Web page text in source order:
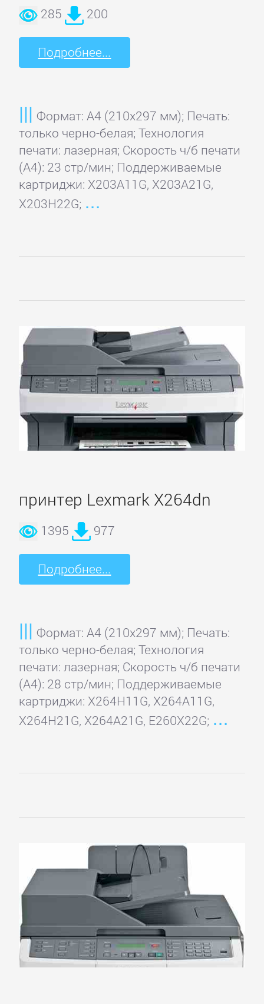
285 200
Подробнее...
Формат: A4 (210x297 мм); Печать:
только черно-белая; Технология
печати: лазерная; Скорость ч/б печати
(А4): 23 стр/мин; Поддерживаемые
картриджи: X203A11G, X203A21G,
X203H22G;
принтер Lexmark X264dn
1395 977
Подробнее...
Формат: A4 (210x297 мм); Печать:
только черно-белая; Технология
печати: лазерная; Скорость ч/б печати
(А4): 28 стр/мин; Поддерживаемые
картриджи: X264H11G, X264A11G,
X264H21G, X264A21G, E260X22G;